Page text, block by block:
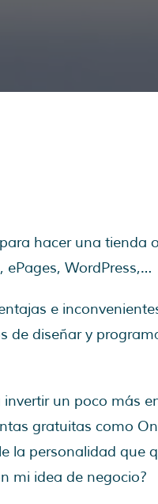
hacer una tienda
ePages, WordPress,…
e
de diseñar y
un poco más
gratuitas como
la personalidad que
mi idea de negocio?